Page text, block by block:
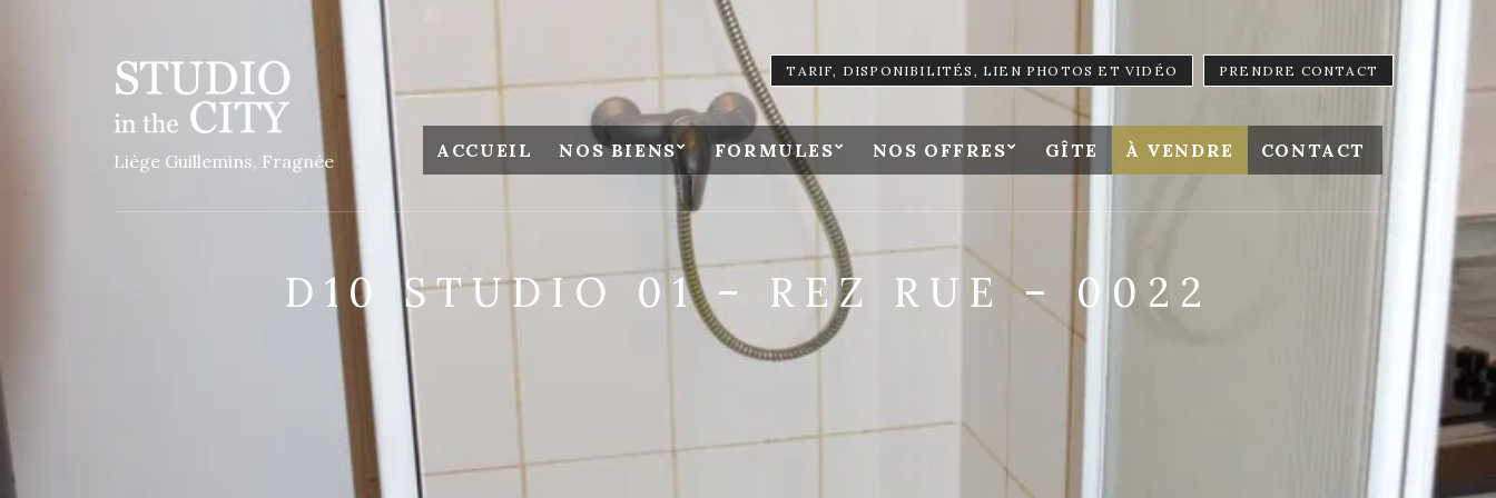
TARIF, DISPONIBILITÉS, LIEN PHOTOS ET VIDÉO PRENDRE CONTACT
Liège Guillemins, Fragnée ACCUEIL NOS BIENS FORMULES NOS OFFRES GÎTE À VENDRE CONTACT
D10 STUDIO 01 – REZ RUE – 0022